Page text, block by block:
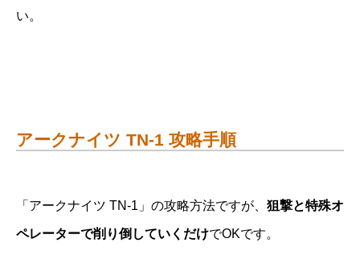
い。
アークナイツ TN-1 攻略手順
「アークナイツ TN-1」の攻略方法ですが、 狙撃と特殊オ
ペレーターで削り倒していくだけでOKです。